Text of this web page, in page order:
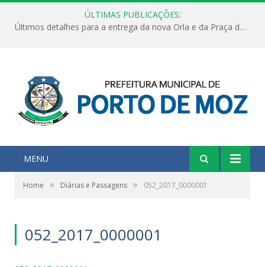
ÚLTIMAS PUBLICAÇÕES:
Últimos detalhes para a entrega da nova Orla e da Praça do Praião
MENU
Home » Diárias e Passagens » 052_2017_0000001
052_2017_0000001